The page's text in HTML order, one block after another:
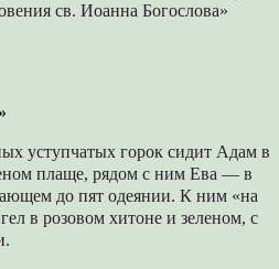
св. Иоанна Богослова»
уступчатых горок сидит Адам в
плаще, рядом с ним Ева — в
до пят одеянии. К ним «на
в розовом хитоне и зеленом, с